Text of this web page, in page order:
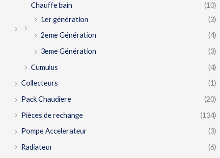
Chauffe bain
(10)
1er génération
(3)
2eme Génération
(4)
3eme Génération
(3)
Cumulus
(4)
Collecteurs
(1)
Pack Chaudiere
(20)
Pièces de rechange
(134)
Pompe Accelerateur
(3)
Radiateur
(6)